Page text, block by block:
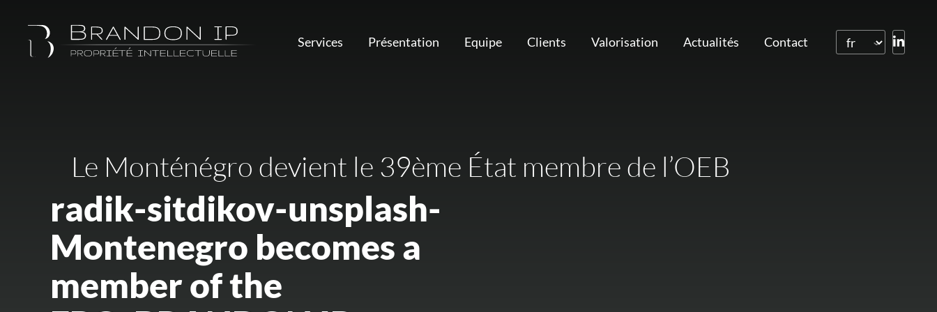
Services Présentation Equipe Clients Valorisation Actualités Contact
Le Monténégro devient le 39ème État membre de l’OEB
radik-sitdikov-unsplash-
Montenegro becomes a
member of the